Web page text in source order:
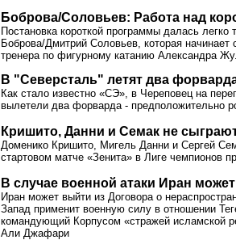
Боброва/Соловьев: Работа над
Постановка короткой программы далась легко
Боброва/Дмитрий Соловьев, которая начинает
тренера по фигурному катанию Александра
В "Северсталь" летят два
Как стало известно «СЭ», в Череповец на
вылетели два форварда - предположительно
Кришито, Данни и Семак не
Доменико Кришито, Мигель Данни и Сергей
стартовом матче «Зенита» в Лиге чемпионов
В случае военной атаки Иран
Иран может выйти из Договора о
Запад применит военную силу в отношении
командующий Корпусом «стражей исламской
Али Джафари